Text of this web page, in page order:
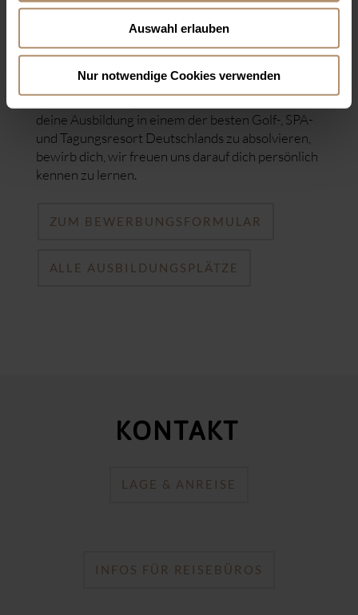
Auswahl erlauben
Nur notwendige Cookies verwenden
die Berufswelt zu ermöglichen. Dafür wurden
wir von der Hoteldirektorenvereinigung
Deutschland e.V. (HDV) mit dem Siegel
Wenn du dich angesprochen fühlst und Lust hast
deine Ausbildung in einem der besten Golf-, SPA-
und Tagungsresort Deutschlands zu absolvieren,
bewirb dich, wir freuen uns darauf dich persönlich
kennen zu lernen.
ZUM BEWERBUNGSFORMULAR
ALLE AUSBILDUNGSPLÄTZE
KONTAKT
LAGE & ANREISE
INFOS FÜR REISEBÜROS